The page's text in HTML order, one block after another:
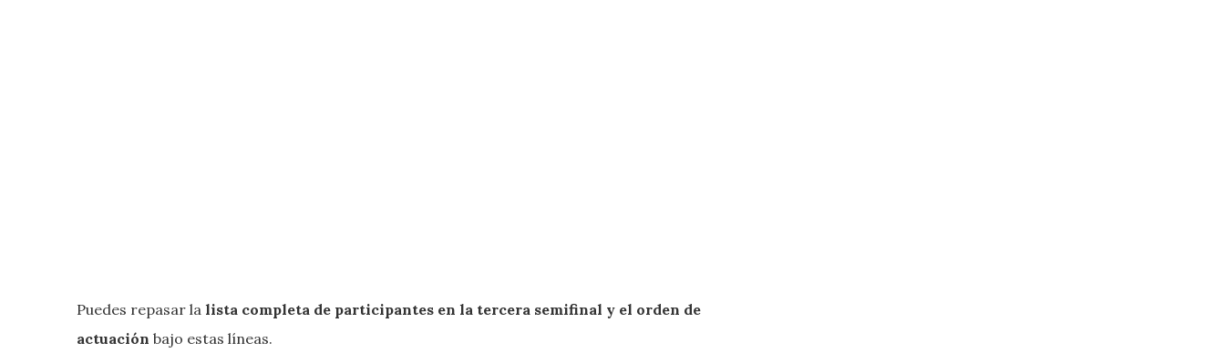
Puedes repasar la lista completa de participantes en la tercera semifinal y el orden de
actuación bajo estas líneas.